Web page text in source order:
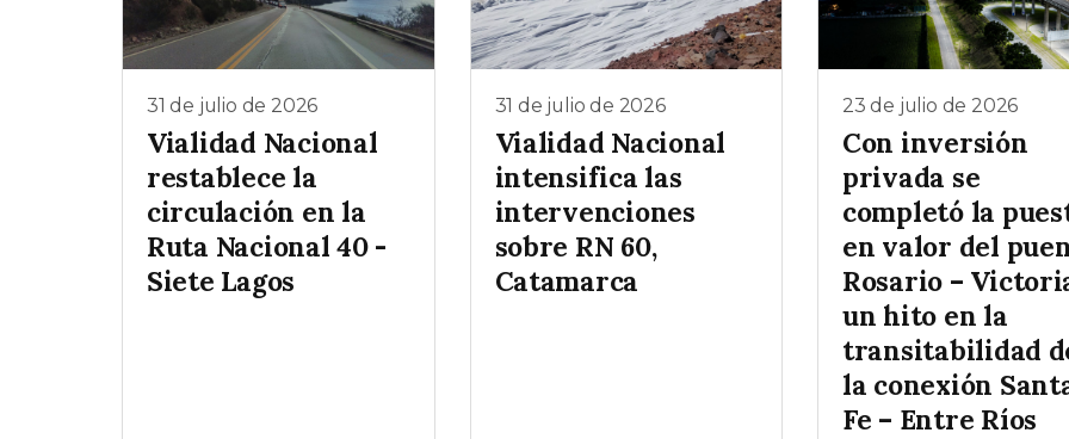
31 de julio de 2026
Vialidad Nacional
restablece la
circulación en la
Ruta Nacional 40 -
Siete Lagos
31 de julio de 2026
Vialidad Nacional
intensifica las
intervenciones
sobre RN 60,
Catamarca
23 de julio de 2026
Con inversión
privada se
completó la
en valor del
Rosario –
un hito en la
transitabilidad
la conexión
Fe – Entre Ríos